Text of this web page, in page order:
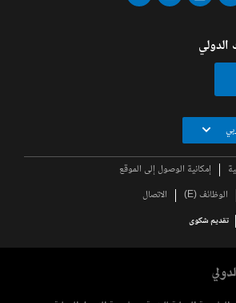
إمكانية الوصول إلى الموقع
الوظائف (E) الاتصال
تقديم شكوى